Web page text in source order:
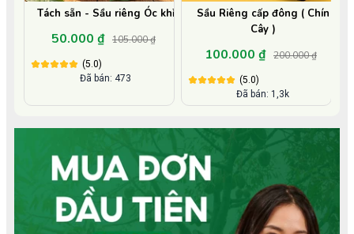
Tách sẵn - Sầu riêng Óc khỉ
50.000 ₫ 105.000 ₫
(5.0)
Đã bán: 473
Sầu Riêng cấp đông ( Chín
Cây )
100.000 ₫ 200.000 ₫
(5.0)
Đã bán: 1,3k